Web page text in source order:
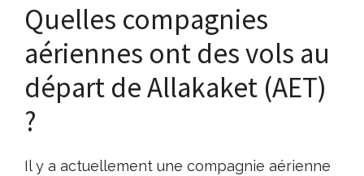
Quelles compagnies
aériennes ont des vols au
départ de Allakaket (AET)
?
Il y a actuellement une compagnie aérienne